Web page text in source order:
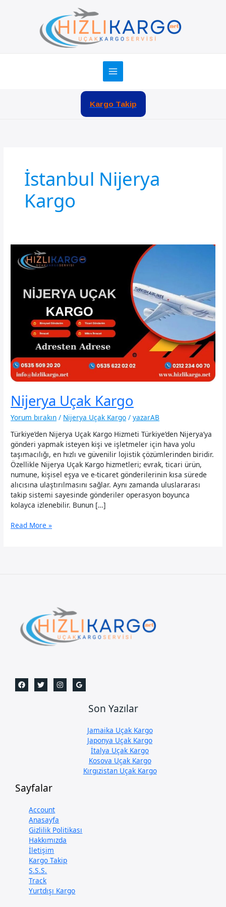
Kargo Takip
İstanbul Nijerya
Kargo
Nijerya Uçak Kargo
Yorum bırakın / Nijerya Uçak Kargo /yazarAB
Türkiye’den Nijerya Uçak Kargo Hizmeti Türkiye’den Nijerya’ya
gönderi yapmak isteyen kişi ve işletmeler için hava yolu
taşımacılığı, en hızlı ve güvenilir lojistik çözümlerinden biridir.
Özellikle Nijerya Uçak Kargo hizmetleri; evrak, ticari ürün,
numune, kişisel eşya ve e-ticaret gönderilerinin kısa sürede
alıcısına ulaştırılmasını sağlar. Aynı zamanda uluslararası
takip sistemi sayesinde gönderiler operasyon boyunca
kolayca izlenebilir. Bunun […]
Nijerya
Read More »
Son Yazılar
Jamaika Uçak Kargo
Japonya Uçak Kargo
İtalya Uçak Kargo
Kosova Uçak Kargo
Kırgızistan Uçak Kargo
Sayfalar
Account
Anasayfa
Gizlilik Politikası
Hakkımızda
İletişim
Kargo Takip
S.S.S.
Track
Yurtdışı Kargo